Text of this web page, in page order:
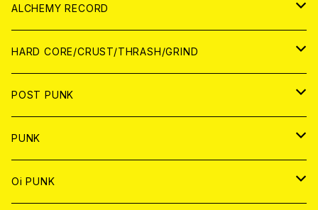
PATCH
アナログ
DIGITAL CONTENTS
ALCHEMY RECORD
CD
ANALOG
HARD CORE/CRUST/THRASH/GRIND
JAPAN
CD
ANALOG
WORLD
CD
POST PUNK
CD
JAPAN
ANALOG
PUNK
JAPAN
Oi PUNK